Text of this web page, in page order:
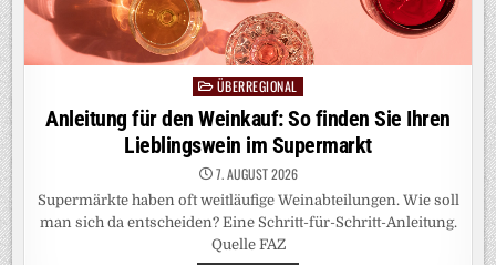
Posted
in
ÜBERREGIONAL
Anleitung für den Weinkauf: So finden Sie Ihren
Lieblingswein im Supermarkt
7. AUGUST 2026
Supermärkte haben oft weitläufige Weinabteilungen. Wie soll
man sich da entscheiden? Eine Schritt-für-Schritt-Anleitung.
Quelle FAZ